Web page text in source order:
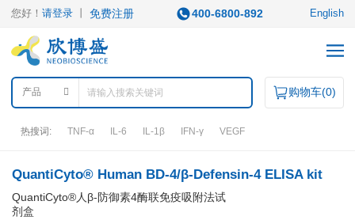
您好！请登录 丨免费注册 400-6800-892 English
产品 购物车(0)
热搜词: TNF-α IL-6 IL-1β IFN-γ VEGF
产品中心
QuantiCyto® Human BD-4/β-Defensin-4 ELISA kit
QuantiCyto®人β-防御素4酶联免疫吸附法试
剂盒